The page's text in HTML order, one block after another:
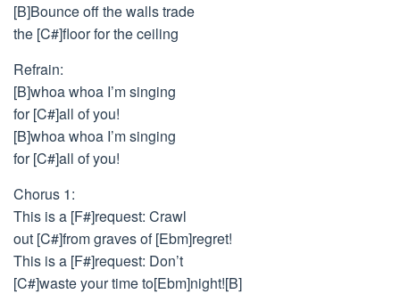
[B]Bounce off the walls trade
the [C#]floor for the ceiling
Refrain:
[B]whoa whoa I’m singing
for [C#]all of you!
[B]whoa whoa I’m singing
for [C#]all of you!
Chorus 1:
This is a [F#]request: Crawl
out [C#]from graves of [Ebm]regret!
This is a [F#]request: Don’t
[C#]waste your time to[Ebm]night![B]